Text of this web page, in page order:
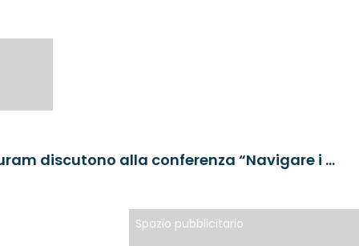
State Street, Mercatus e Fideuram discutono alla conferenza “Navigare i mercati privati alla ricerca di Alpha”
Spazio pubblicitario